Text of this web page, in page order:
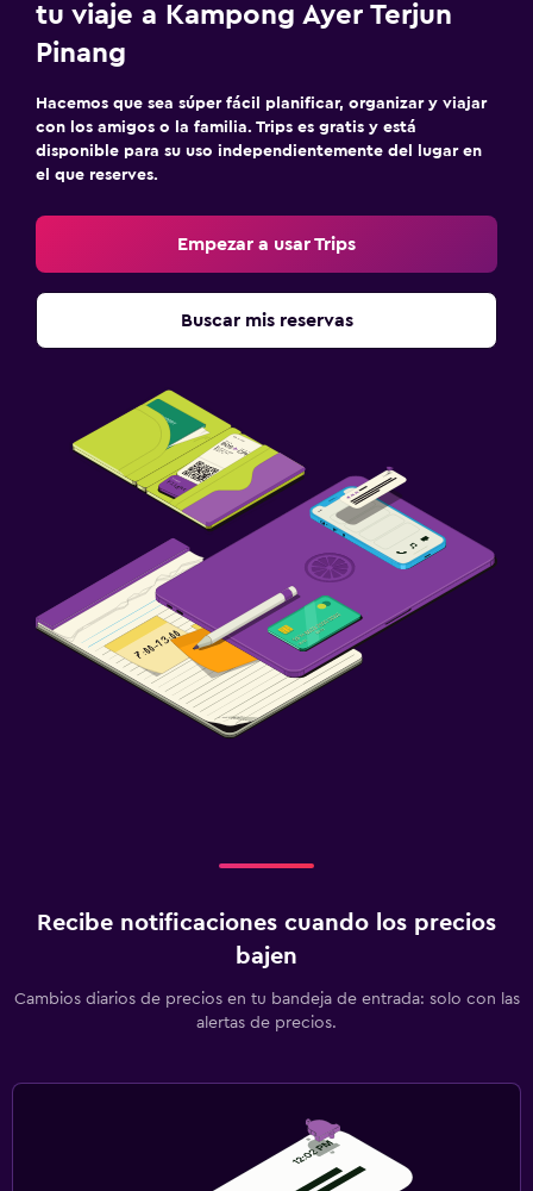
tu viaje a Kampong Ayer Terjun
Pinang
Hacemos que sea súper fácil planificar, organizar y viajar
con los amigos o la familia. Trips es gratis y está
disponible para su uso independientemente del lugar en
el que reserves.
Empezar a usar Trips
Buscar mis reservas
Recibe notificaciones cuando los precios
bajen
Cambios diarios de precios en tu bandeja de entrada: solo con las
alertas de precios.